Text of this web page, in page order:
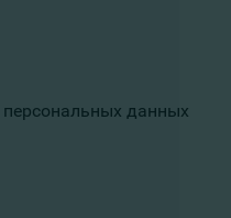
данных